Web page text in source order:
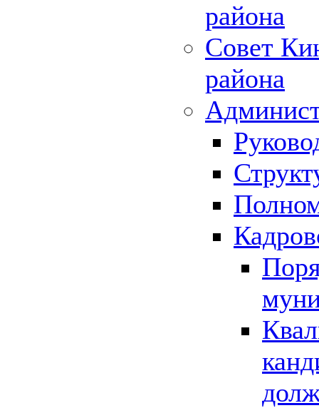
района
Совет
района